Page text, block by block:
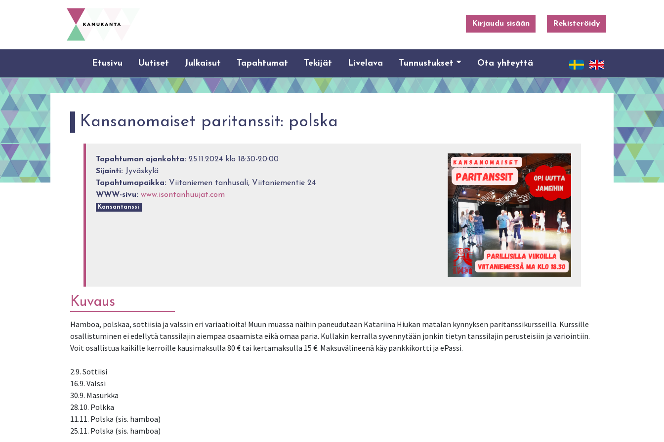
Kirjaudu sisään Rekisteröidy
Etusivu Uutiset Julkaisut Tapahtumat Tekijät Livelava Tunnustukset Ota yhteyttä
Kansanomaiset paritanssit: polska
Tapahtuman ajankohta: 25.11.2024 klo 18:30-20:00
Sijainti: Jyväskylä
Tapahtumapaikka: Viitaniemen tanhusali, Viitaniementie 24
WWW-sivu: www.isontanhuujat.com
Kansantanssi
Kuvaus
Hamboa, polskaa, sottiisia ja valssin eri variaatioita! Muun muassa näihin paneudutaan Katariina Hiukan matalan kynnyksen paritanssikursseilla. Kurssille
osallistuminen ei edellytä tanssilajin aiempaa osaamista eikä omaa paria. Kullakin kerralla syvennytään jonkin tietyn tanssilajin perusteisiin ja variointiin.
Voit osallistua kaikille kerroille kausimaksulla 80 € tai kertamaksulla 15 €. Maksuvälineenä käy pankkikortti ja ePassi.
2.9. Sottiisi
16.9. Valssi
30.9. Masurkka
28.10. Polkka
11.11. Polska (sis. hamboa)
25.11. Polska (sis. hamboa)